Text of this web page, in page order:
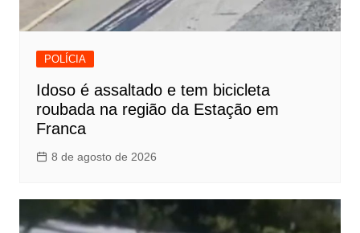
POLÍCIA
Idoso é assaltado e tem bicicleta
roubada na região da Estação em
Franca
8 de agosto de 2026